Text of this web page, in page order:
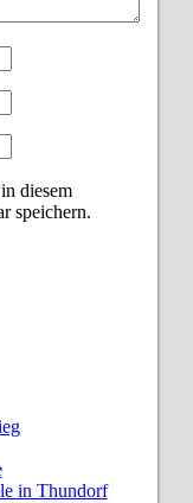
diesem
speichern.
in Thundorf